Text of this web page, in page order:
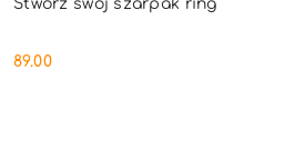
Stwórz swój szarpak ring
Cena:
89.00